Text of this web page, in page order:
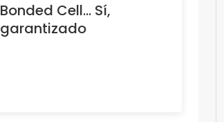
Bonded Cell… Sí,
garantizado